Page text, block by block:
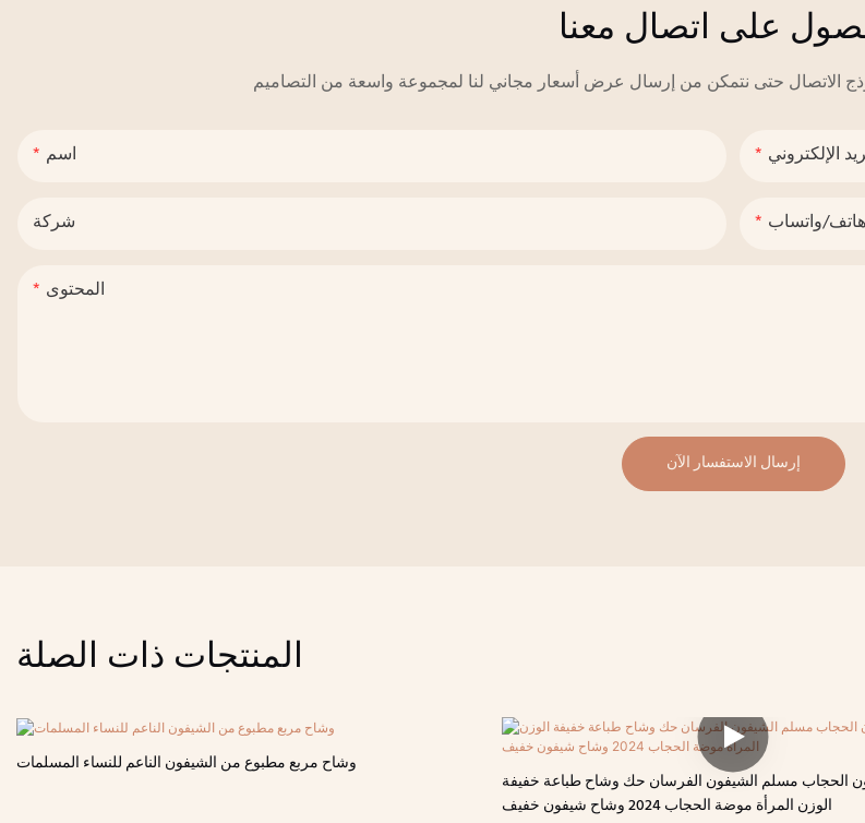
على اتصال معنا
اسم الإلكتروني
شركة هاتف/واتساب
المحتوى
إرسال الاستفسار الآن
المنتجات ذات الصلة
وشاح مربع مطبوع من الشيفون الناعم للنساء المسلمات
الحجاب مسلم الشيفون الفرسان حك وشاح طباعة خفيفة
الوزن المرأة موضة الحجاب 2024 وشاح شيفون خفيف